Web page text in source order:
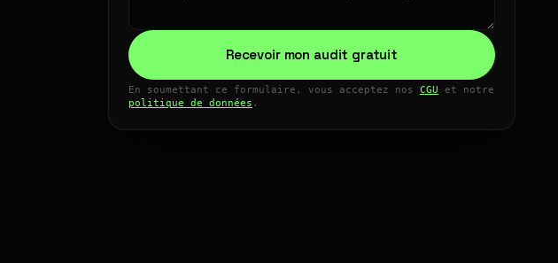
Recevoir mon audit gratuit
En soumettant ce formulaire, vous acceptez nos CGU et notre
politique de données .